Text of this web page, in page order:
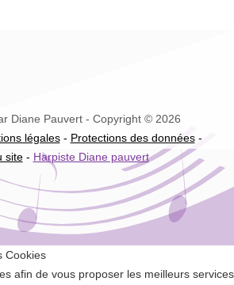
Diane Pauvert - Copyright © 2026
légales- Protections des données-
site- Harpiste Diane pauvert
Cookies
afin de vous proposer les meilleurs services